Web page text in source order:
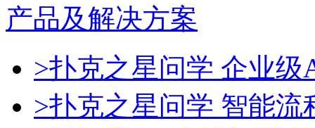
产品及解决方案
>扑克之星问学 企业级
>扑克之星问学 智能流